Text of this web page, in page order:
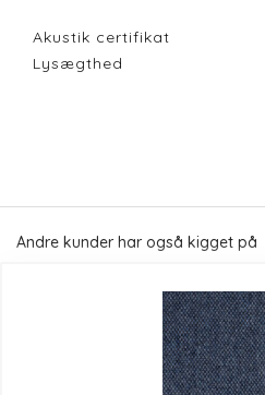
Akustik certifikat
Lysægthed
Andre kunder har også kigget på